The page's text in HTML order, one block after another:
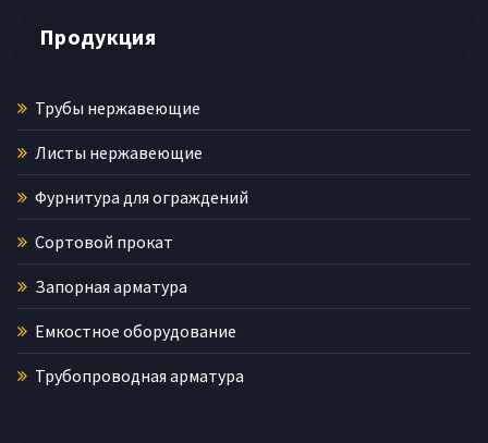
Продукция
Трубы нержавеющие
Листы нержавеющие
Фурнитура для ограждений
Сортовой прокат
Запорная арматура
Емкостное оборудование
Трубопроводная арматура